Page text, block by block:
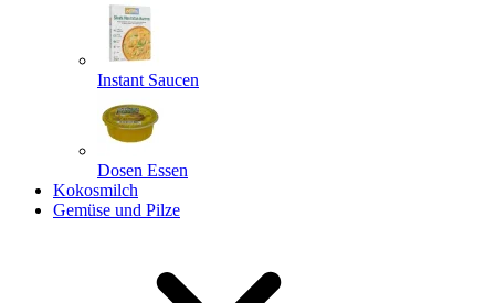
Instant Saucen
Dosen Essen
Kokosmilch
Gemüse und Pilze